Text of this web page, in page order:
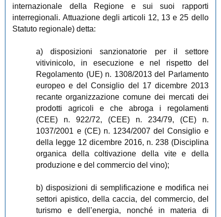
internazionale della Regione e sui suoi rapporti
interregionali. Attuazione degli articoli 12, 13 e 25 dello
Statuto regionale) detta:
a) disposizioni sanzionatorie per il settore
vitivinicolo, in esecuzione e nel rispetto del
Regolamento (UE) n. 1308/2013 del Parlamento
europeo e del Consiglio del 17 dicembre 2013
recante organizzazione comune dei mercati dei
prodotti agricoli e che abroga i regolamenti
(CEE) n. 922/72, (CEE) n. 234/79, (CE) n.
1037/2001 e (CE) n. 1234/2007 del Consiglio e
della legge 12 dicembre 2016, n. 238 (Disciplina
organica della coltivazione della vite e della
produzione e del commercio del vino);
b) disposizioni di semplificazione e modifica nei
settori apistico, della caccia, del commercio, del
turismo e dell’energia, nonché in materia di